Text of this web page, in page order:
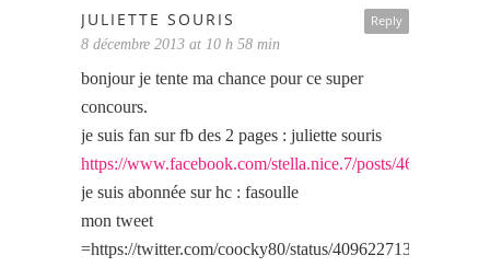
Reply
JULIETTE SOURIS
8 décembre 2013 at 10 h 58 min
bonjour je tente ma chance pour ce super
concours.
je suis fan sur fb des 2 pages : juliette souris
https://www.facebook.com/stella.nice.7/posts/
je suis abonnée sur hc : fasoulle
mon tweet
=https://twitter.com/coocky80/status/409622713162936320